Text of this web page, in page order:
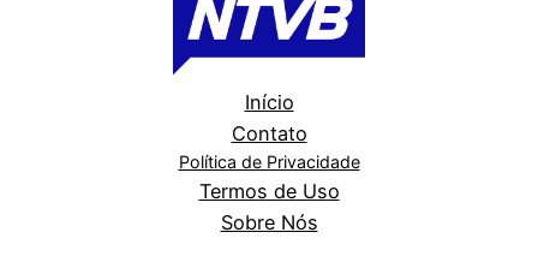
Início
Contato
Política de Privacidade
Termos de Uso
Sobre Nós